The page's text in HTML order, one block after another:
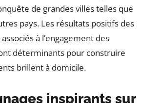
de grandes villes telles que
pays. Les résultats positifs des
à l’engagement des
déterminants pour construire
brillent à domicile.
inspirants sur